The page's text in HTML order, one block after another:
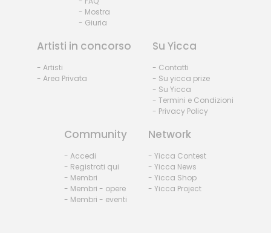
- Mostra
- Giuria
Artisti in concorso
- Artisti
- Area Privata
Su Yicca
- Contatti
- Su yicca prize
- Su Yicca
- Termini e Condizioni
- Privacy Policy
Community
- Accedi
- Registrati qui
- Membri
- Membri - opere
- Membri - eventi
Network
- Yicca Contest
- Yicca News
- Yicca Shop
- Yicca Project